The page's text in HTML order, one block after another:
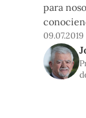
para
natural
serán
día. El
09.07.2019